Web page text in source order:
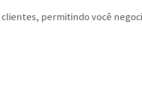
permitindo você